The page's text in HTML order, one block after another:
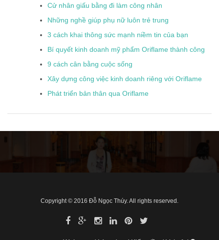
Cử nhân giấu bằng đi làm công nhân
Những nghề giúp phụ nữ luôn trẻ trung
3 cách khai thông sức mạnh niềm tin của bạn
Bí quyết kinh doanh mỹ phẩm Oriflame thành công
9 cách cân bằng cuộc sống
Xây dựng công việc kinh doanh riêng với Oriflame
Phát triển bản thân qua Oriflame
Copyright © 2016 Đỗ Ngọc Thúy. All rights reserved.